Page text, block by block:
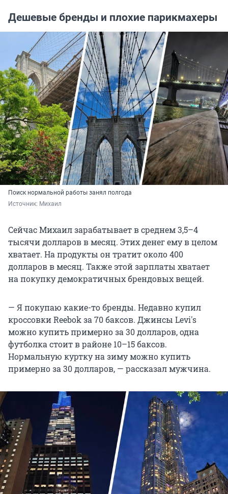
Дешевые бренды и плохие парикмахеры
Поиск нормальной работы занял полгода
Источник: Михаил
Сейчас Михаил зарабатывает в среднем 3,5–4
тысячи долларов в месяц. Этих денег ему в целом
хватает. На продукты он тратит около 400
долларов в месяц. Также этой зарплаты хватает
на покупку демократичных брендовых вещей.
— Я покупаю какие-то бренды. Недавно купил
кроссовки Reebok за 70 баксов. Джинсы Levi's
можно купить примерно за 30 долларов, одна
футболка стоит в районе 10–15 баксов.
Нормальную куртку на зиму можно купить
примерно за 30 долларов, — рассказал мужчина.